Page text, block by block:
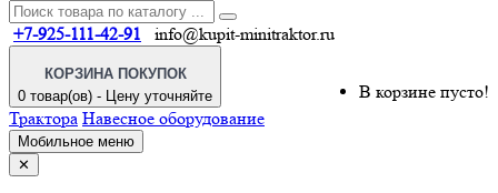
+7-925-111-42-91 info@kupit-minitraktor.ru
КОРЗИНА ПОКУПОК
0 товар(ов) - Цену уточняйте
В корзине пусто!
Трактора Навесное оборудование
Мобильное меню
✕